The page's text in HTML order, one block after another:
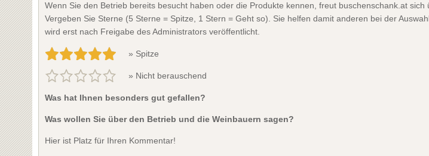
Wenn Sie den Betrieb bereits besucht haben oder die Produkte kennen, freut buschenschank.at sich
Vergeben Sie Sterne (5 Sterne = Spitze, 1 Stern = Geht so). Sie helfen damit anderen bei der
wird erst nach Freigabe des Administrators veröffentlicht.
» Spitze
» Nicht berauschend
Was hat Ihnen besonders gut gefallen?
Was wollen Sie über den Betrieb und die Weinbauern sagen?
Hier ist Platz für Ihren Kommentar!